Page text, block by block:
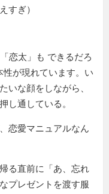
すぎ）
「恋太」も できるだろ
が現れています。い
いな顔をしながら、
し通している。
恋愛マニュアルなん
る直前に「あ、忘れ
プレゼントを渡す服